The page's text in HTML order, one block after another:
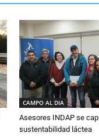
CAMPO AL DIA
Asesores INDAP se
sustentabilidad láctea